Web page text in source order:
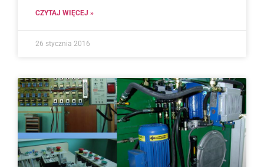
CZYTAJ WIĘCEJ »
26 stycznia 2016